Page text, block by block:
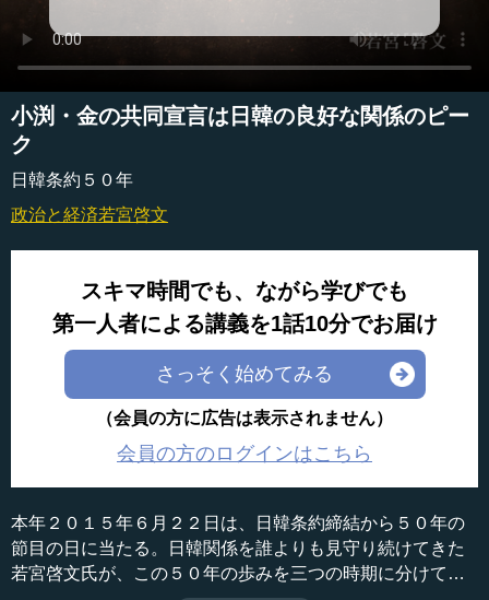
小渕・金の共同宣言は日韓の良好な関係のピー
ク
日韓条約５０年
政治と経済若宮啓文
スキマ時間でも、ながら学びでも
第一人者による講義を1話10分でお届け
さっそく始めてみる
（会員の方に広告は表示されません）
会員の方のログインはこちら
本年２０１５年６月２２日は、日韓条約締結から５０年の
節目の日に当たる。日韓関係を誰よりも見守り続けてきた
若宮啓文氏が、この５０年の歩みを三つの時期に分けて解